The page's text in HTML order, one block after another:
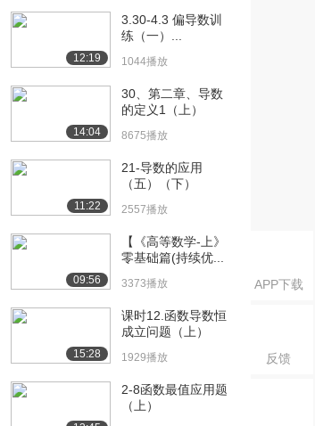
APP下载
反馈
8333播放
[17] 课时14：无穷小的比
8085播放
[18] 课时14：无穷小的比
6458播放
[19] 课时15：函数的连续
性
8465播放
[20] 课时16：函数的间断
点
7892播放
理证明根的存在...
6935播放
[22] 课时17：利用零点定
12:19
3.30-4.3 偏导数训
练（一）...
1044播放
14:04
30、第二章、导数
的定义1（上）
8675播放
11:22
21-导数的应用
（五）（下）
2557播放
09:56
【《高等数学-上》
零基础篇(持续优...
3373播放
15:28
课时12.函数导数恒
成立问题（上）
1929播放
2-8函数最值应用题
（上）